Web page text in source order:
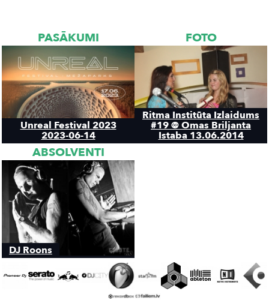
PASĀKUMI
Unreal Festival 2023
2023-06-14
FOTO
Ritma Institūta Izlaidums
#19 @ Omas Briljanta
Istaba 13.06.2014
ABSOLVENTI
DJ Roons